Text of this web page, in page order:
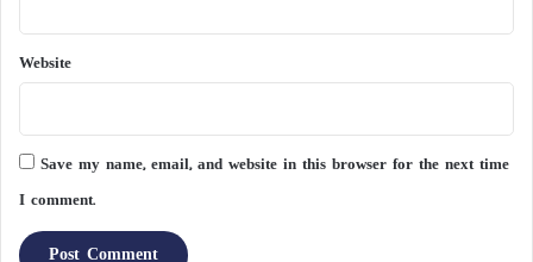
Website
Save my name, email, and website in this browser for the next time
I comment.